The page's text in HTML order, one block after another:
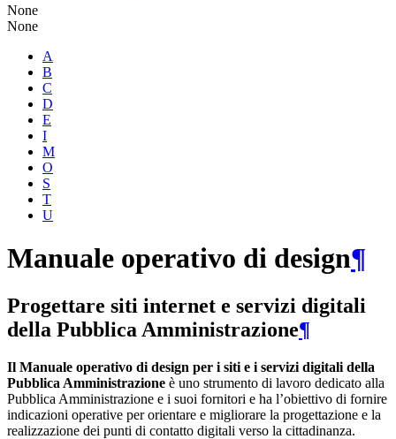
None
None
A
B
C
D
E
I
M
O
S
T
U
Manuale operativo di design¶
Progettare siti internet e servizi digitali
della Pubblica Amministrazione¶
Il Manuale operativo di design per i siti e i servizi digitali della
Pubblica Amministrazione è uno strumento di lavoro dedicato alla
Pubblica Amministrazione e i suoi fornitori e ha l’obiettivo di fornire
indicazioni operative per orientare e migliorare la progettazione e la
realizzazione dei punti di contatto digitali verso la cittadinanza.